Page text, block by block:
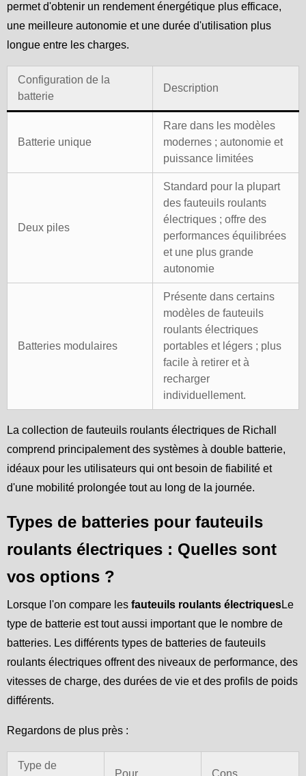
permet d'obtenir un rendement énergétique plus efficace,
une meilleure autonomie et une durée d'utilisation plus
longue entre les charges.
Configuration de la
batterie
Description
Batterie unique
Rare dans les modèles
modernes ; autonomie et
puissance limitées
Deux piles
Standard pour la plupart
des fauteuils roulants
électriques ; offre des
performances équilibrées
et une plus grande
autonomie
Batteries modulaires
Présente dans certains
modèles de fauteuils
roulants électriques
portables et légers ; plus
facile à retirer et à
recharger
individuellement.
La collection de fauteuils roulants électriques de Richall
comprend principalement des systèmes à double batterie,
idéaux pour les utilisateurs qui ont besoin de fiabilité et
d'une mobilité prolongée tout au long de la journée.
Types de batteries pour fauteuils
roulants électriques : Quelles sont
vos options ?
Lorsque l'on compare les fauteuils roulants électriquesLe
type de batterie est tout aussi important que le nombre de
batteries. Les différents types de batteries de fauteuils
roulants électriques offrent des niveaux de performance, des
vitesses de charge, des durées de vie et des profils de poids
différents.
Regardons de plus près :
Type de
Pour Cons